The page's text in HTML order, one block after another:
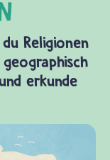
Religionen
erkunde